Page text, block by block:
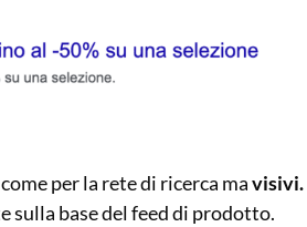
per la rete di ricerca mavisivi.
sulla base del feed di prodotto.